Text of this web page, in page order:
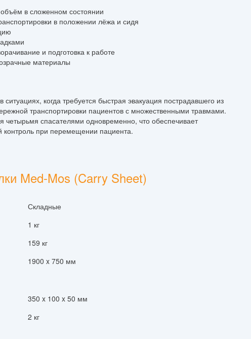
в сложенном состоянии
в положении лёжа и сидя
и подготовка к работе
материалы
когда требуется быстрая эвакуация пострадавшего из
транспортировки пациентов с множественными травмами.
четырьмя спасателями одновременно, что обеспечивает
контроль при перемещении пациента.
Med-Mos (Carry Sheet)
Складные
1 кг
159 кг
1900 x 750 мм
350 x 100 x 50 мм
2 кг